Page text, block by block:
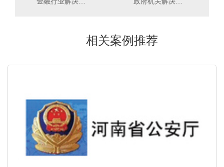
相关案例推荐